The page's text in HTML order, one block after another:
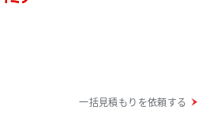
一括見積もりを依頼する